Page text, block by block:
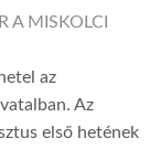
A MISKOLCI
az
Az
első hetének